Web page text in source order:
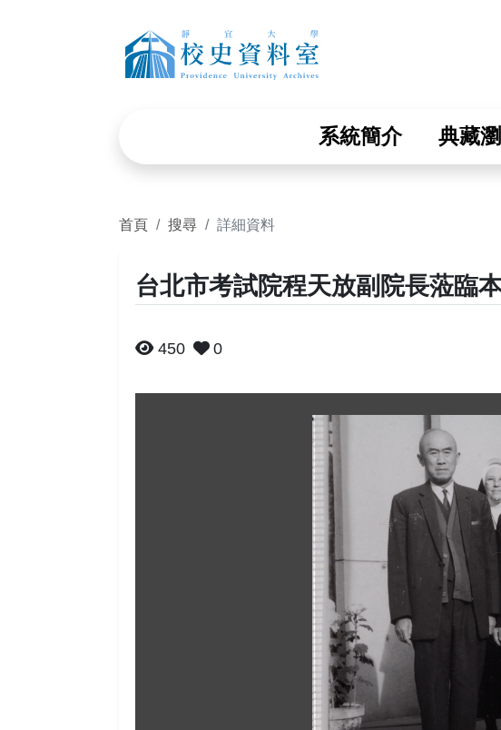
靜宜大學-校史資料室
系統簡介 典藏
首頁 搜尋 詳細資料
台北市考試院程天放副院長蒞臨
450 0